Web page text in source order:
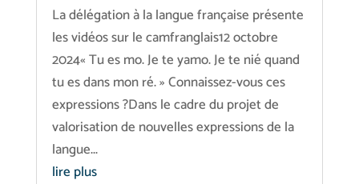
La délégation à la langue française présente
les vidéos sur le camfranglais12 octobre
2024« Tu es mo. Je te yamo. Je te nié quand
tu es dans mon ré. » Connaissez-vous ces
expressions ?Dans le cadre du projet de
valorisation de nouvelles expressions de la
langue...
lire plus